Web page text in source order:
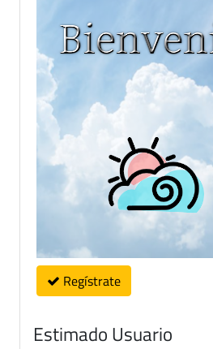
Regístrate
Estimado Usuario